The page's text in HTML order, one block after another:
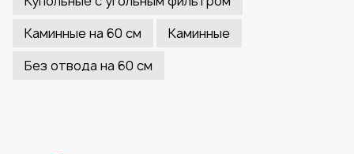
Каминные на 60 см
Каминные
Без отвода на 60 см